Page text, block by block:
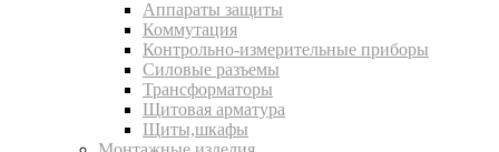
Аппараты защиты
Коммутация
Контрольно-измерительные приборы
Силовые разъемы
Трансформаторы
Щитовая арматура
Щиты,шкафы